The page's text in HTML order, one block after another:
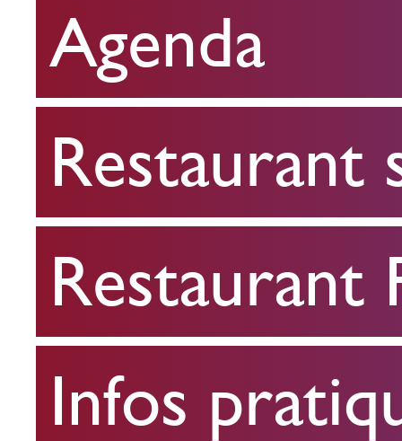
Restaurant
scolaire
Restaurant
FPA
Infos
pratiques
Agenda
Restaurant
Restaurant
Infos